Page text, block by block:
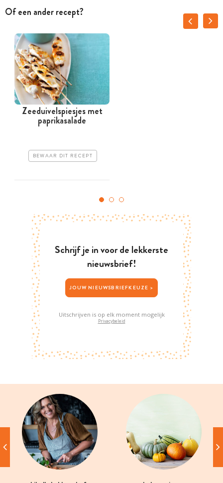
Of een ander recept?
Zeeduivelspiesjes met
paprikasalade
BEWAAR DIT RECEPT
Schrijf je in voor de lekkerste
nieuwsbrief!
JOUW NIEUWSBRIEFKEUZE >
Uitschrijven is op elk moment mogelijk
Privacybeleid